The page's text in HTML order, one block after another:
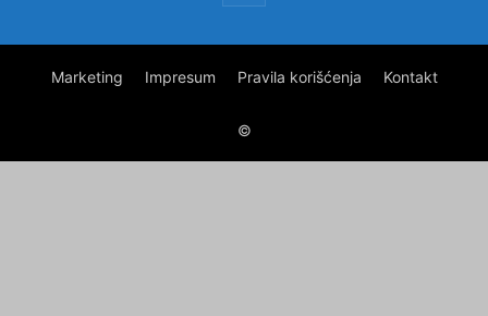
Marketing Impresum Pravila korišćenja Kontakt
©